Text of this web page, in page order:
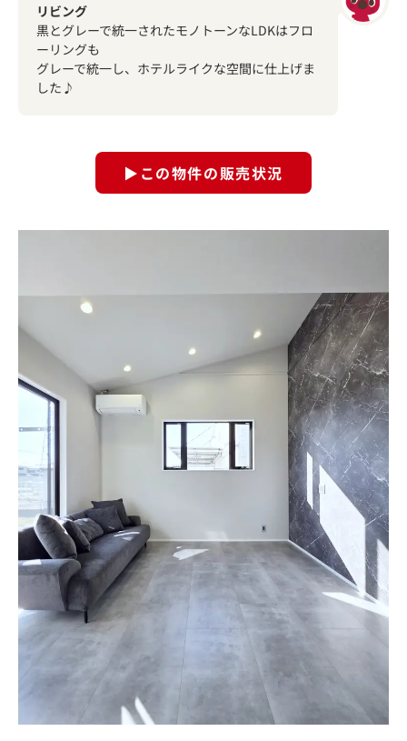
リビング
黒とグレーで統一されたモノトーンなLDKはフロ
ーリングも
グレーで統一し、ホテルライクな空間に仕上げま
した♪
▶この物件の販売状況